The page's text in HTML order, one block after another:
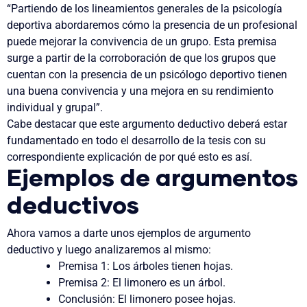
“Partiendo de los lineamientos generales de la psicología
deportiva abordaremos cómo la presencia de un profesional
puede mejorar la convivencia de un grupo. Esta premisa
surge a partir de la corroboración de que los grupos que
cuentan con la presencia de un psicólogo deportivo tienen
una buena convivencia y una mejora en su rendimiento
individual y grupal”.
Cabe destacar que este argumento deductivo deberá estar
fundamentado en todo el desarrollo de la tesis con su
correspondiente explicación de por qué esto es así.
Ejemplos de argumentos
deductivos
Ahora vamos a darte unos ejemplos de argumento
deductivo y luego analizaremos al mismo:
Premisa 1: Los árboles tienen hojas.
Premisa 2: El limonero es un árbol.
Conclusión: El limonero posee hojas.